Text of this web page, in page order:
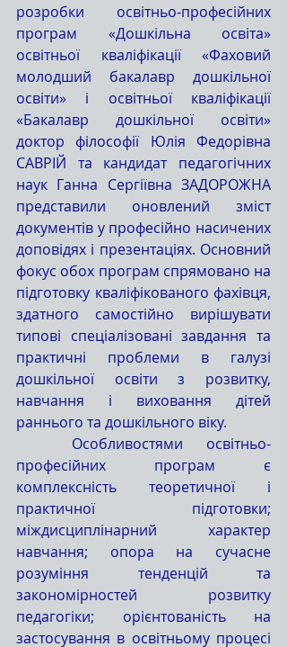
розробки освітньо-професійних
програм «Дошкільна освіта»
освітньої кваліфікації «Фаховий
молодший бакалавр дошкільної
освіти» і освітньої кваліфікації
«Бакалавр дошкільної освіти»
доктор філософії Юлія Федорівна
САВРІЙ та кандидат педагогічних
наук Ганна Сергіївна ЗАДОРОЖНА
представили оновлений зміст
документів у професійно насичених
доповідях і презентаціях. Основний
фокус обох програм спрямовано на
підготовку кваліфікованого фахівця,
здатного самостійно вирішувати
типові спеціалізовані завдання та
практичні проблеми в галузі
дошкільної освіти з розвитку,
навчання і виховання дітей
раннього та дошкільного віку.
професійних програм є
комплексність теоретичної і
практичної підготовки;
міждисциплінарний характер
навчання; опора на сучасне
розуміння тенденцій та
закономірностей розвитку
педагогіки; орієнтованість на
застосування в освітньому процесі